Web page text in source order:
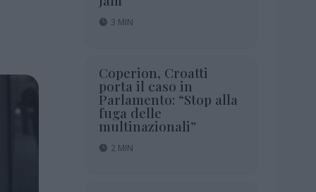
3 MIN
Coperion, Croatti
porta il caso in
Parlamento: “Stop alla
fuga delle
multinazionali”
2 MIN